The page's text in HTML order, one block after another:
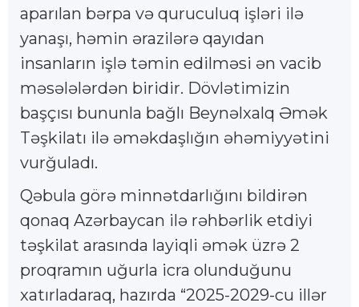
aparılan bərpa və quruculuq işləri ilə
yanaşı, həmin ərazilərə qayıdan
insanların işlə təmin edilməsi ən vacib
məsələlərdən biridir. Dövlətimizin
başçısı bununla bağlı Beynəlxalq Əmək
Təşkilatı ilə əməkdaşlığın əhəmiyyətini
vurğuladı.
Qəbula görə minnətdarlığını bildirən
qonaq Azərbaycan ilə rəhbərlik etdiyi
təşkilat arasında layiqli əmək üzrə 2
proqramın uğurla icra olunduğunu
xatırladaraq, hazırda “2025-2029-cu illər